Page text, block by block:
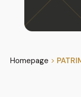
Homepage >